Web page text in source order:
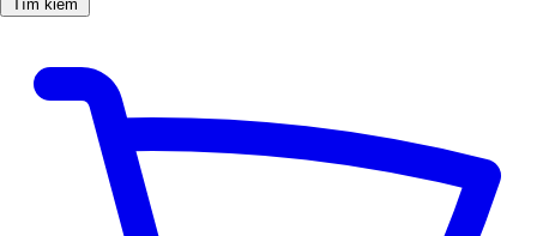
Tìm kiếm